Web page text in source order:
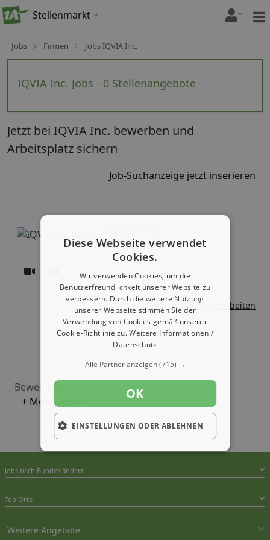
Stellenmarkt
Jobs Firmen Jobs IQVIA Inc.
IQVIA Inc. Jobs - 0 Stellenangebote
Jetzt bei IQVIA Inc. bewerben und
Arbeitsplatz sichern
Job-Suchanzeige jetzt inserieren
Duisburg
Firmeneintrag bearbeiten
Bewertungen:
+ Mehr Lesen
Jobs nach Bundesländern
Top Orte
Weitere Angebote
Diese Webseite verwendet
Cookies.
Wir verwenden Cookies, um die
Benutzerfreundlichkeit unserer Website zu
verbessern. Durch die weitere Nutzung
unserer Webseite stimmen Sie der
Verwendung von Cookies gemäß unserer
Cookie-Richtlinie zu.Weitere Informationen /
Datenschutz
Alle Partner anzeigen(715) →
OK
EINSTELLUNGEN ODER ABLEHNEN